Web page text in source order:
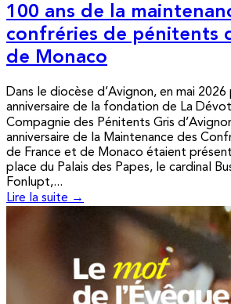
100 ans de la
confréries de pénitents
de Monaco
Dans le diocèse d’Avignon, en mai 2026
anniversaire de la fondation de La
Compagnie des Pénitents Gris
anniversaire de la Maintenance des
de France et de Monaco étaient
place du Palais des Papes, le cardinal
Fonlupt,...
Lire la suite →